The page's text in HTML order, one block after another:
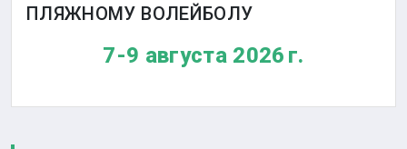
ПЛЯЖНОМУ ВОЛЕЙБОЛУ
7-9 августа 2026 г.